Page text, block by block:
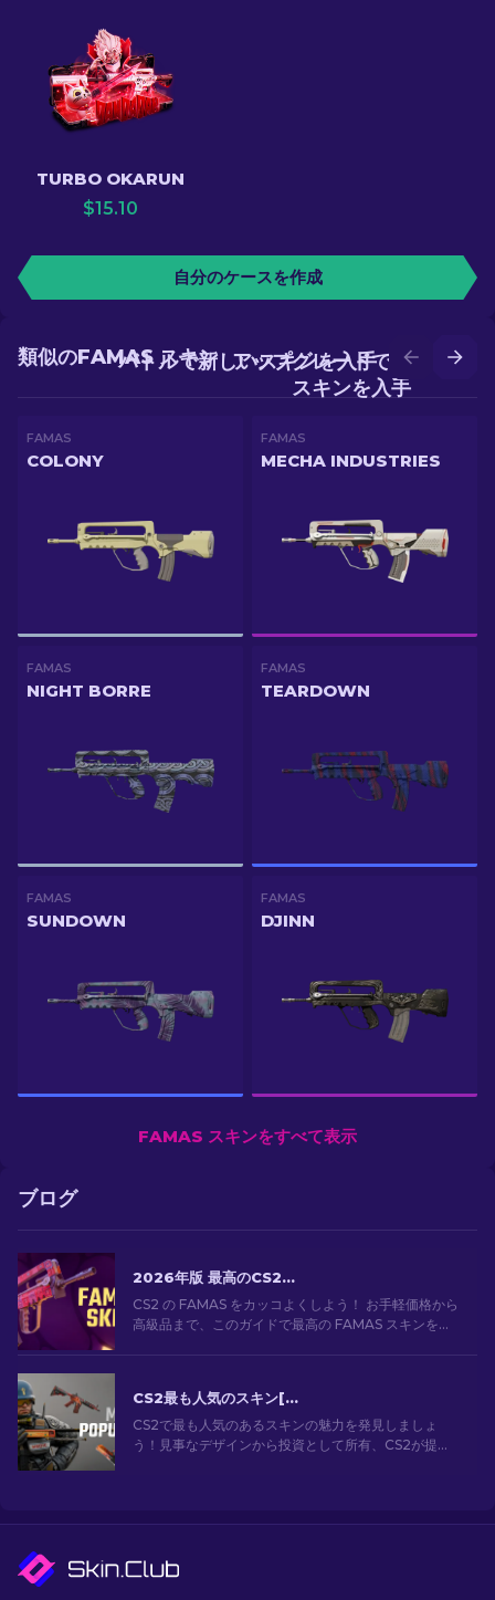
TURBO OKARUN
$15.10
自分のケースを作成
アップグレードでより良い
スキンを入手
バトルで新しいスキンを入手
類似のFAMAS スキン
FAMAS
COLONY
FAMAS
MECHA INDUSTRIES
FAMAS
NIGHT BORRE
FAMAS
TEARDOWN
FAMAS
SUNDOWN
FAMAS
DJINN
FAMAS スキンをすべて表示
ブログ
2026年版 最高のCS2 FAMASスキン：安価なものから最も高価なものまで
CS2 の FAMAS をカッコよくしよう！ お手軽価格から
高級品まで、このガイドで最高の FAMAS スキンを見
CS2最も人気のスキン[2026]
CS2で最も人気のあるスキンの魅力を発見しましょ
う！見事なデザインから投資として所有、CS2が提供